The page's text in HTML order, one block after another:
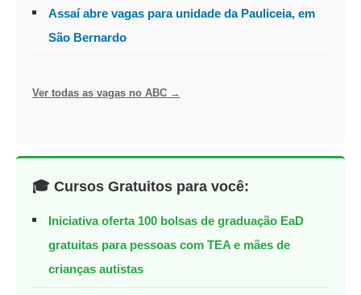
Assaí abre vagas para unidade da Pauliceia, em
São Bernardo
Ver todas as vagas no ABC →
🎓 Cursos Gratuitos para você:
Iniciativa oferta 100 bolsas de graduação EaD
gratuitas para pessoas com TEA e mães de
crianças autistas